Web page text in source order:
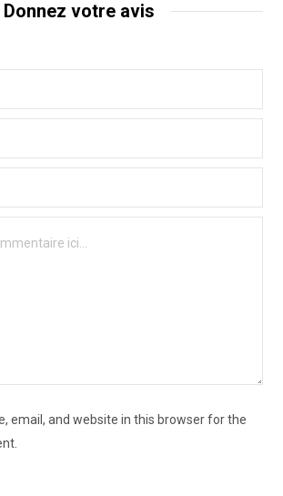
Donnez votre avis
email, and website in this browser for the